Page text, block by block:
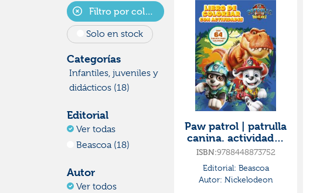
Filtro por colecciones
Solo en stock
Categorías
Infantiles, juveniles y
didácticos (18)
Editorial
Ver todas
Beascoa (18)
Autor
Ver todos
Paw patrol | patrulla
canina. actividades
- libro de colorear
ISBN:9788448873752
Editorial: Beascoa
Autor: Nickelodeon